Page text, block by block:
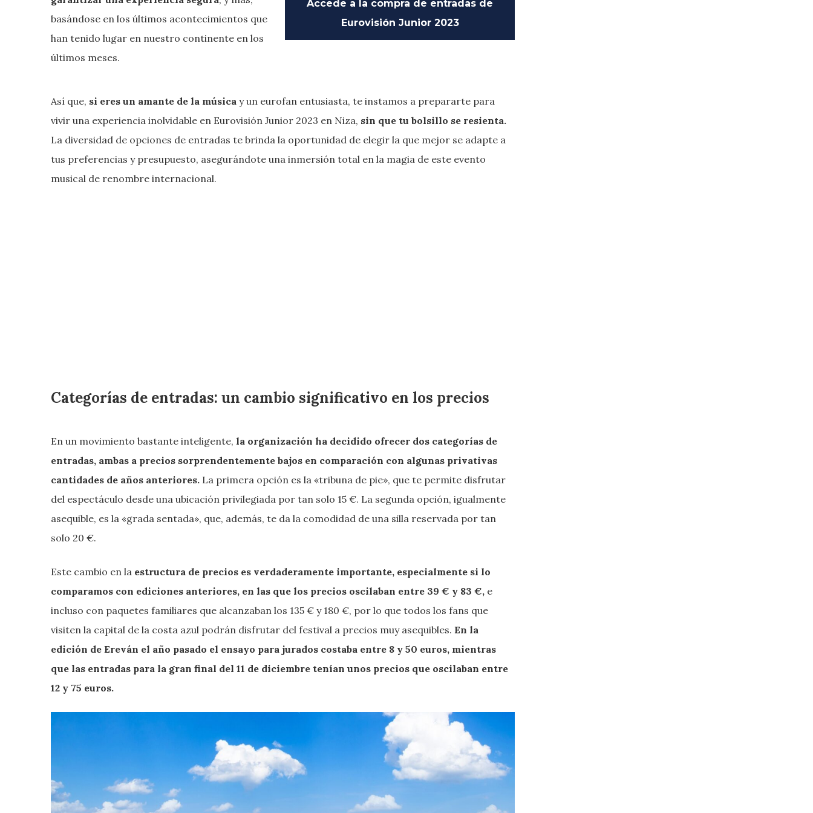
basándose en los últimos acontecimientos que
han tenido lugar en nuestro continente en los
últimos meses.
Accede a la compra de entradas de
Eurovisión Junior 2023
Así que, si eres un amante de la música y un eurofan entusiasta, te instamos a prepararte para
vivir una experiencia inolvidable en Eurovisión Junior 2023 en Niza, sin que tu bolsillo se resienta.
La diversidad de opciones de entradas te brinda la oportunidad de elegir la que mejor se adapte a
tus preferencias y presupuesto, asegurándote una inmersión total en la magia de este evento
musical de renombre internacional.
Categorías de entradas: un cambio significativo en los precios
En un movimiento bastante inteligente, la organización ha decidido ofrecer dos categorías de
entradas, ambas a precios sorprendentemente bajos en comparación con algunas privativas
cantidades de años anteriores. La primera opción es la «tribuna de pie», que te permite disfrutar
del espectáculo desde una ubicación privilegiada por tan solo 15 €. La segunda opción, igualmente
asequible, es la «grada sentada», que, además, te da la comodidad de una silla reservada por tan
solo 20 €.
Este cambio en la estructura de precios es verdaderamente importante, especialmente si lo
comparamos con ediciones anteriores, en las que los precios oscilaban entre 39 € y 83 €, e
incluso con paquetes familiares que alcanzaban los 135 € y 180 €, por lo que todos los fans que
visiten la capital de la costa azul podrán disfrutar del festival a precios muy asequibles. En la
edición de Ereván el año pasado el ensayo para jurados costaba entre 8 y 50 euros, mientras
que las entradas para la gran final del 11 de diciembre tenían unos precios que oscilaban entre
12 y 75 euros.